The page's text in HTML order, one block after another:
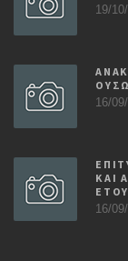
19/
16/
ΚΑΙ
16/